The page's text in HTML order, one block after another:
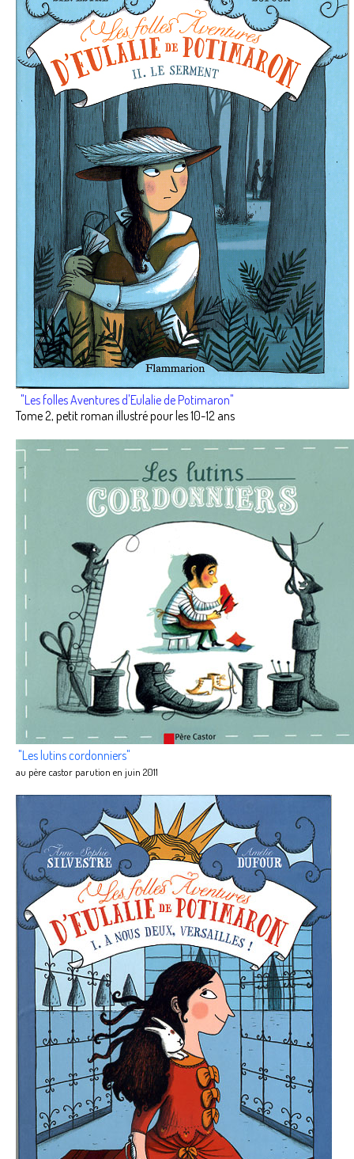
"Les folles Aventures d'Eulalie de Potimaron"
Tome 2, petit roman illustré pour les 10-12 ans
"Les lutins cordonniers"
au père castor parution en juin 2011